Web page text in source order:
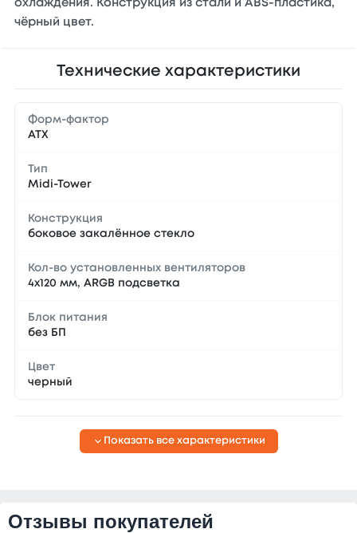
охлаждения. Конструкция из стали и ABS-пластика,
чёрный цвет.
Технические характеристики
Форм-фактор
ATX
Тип
Midi-Tower
Конструкция
боковое закалённое стекло
Кол-во установленных вентиляторов
4х120 мм, ARGB подсветка
Блок питания
без БП
Цвет
черный
Показать все характеристики
Отзывы покупателей